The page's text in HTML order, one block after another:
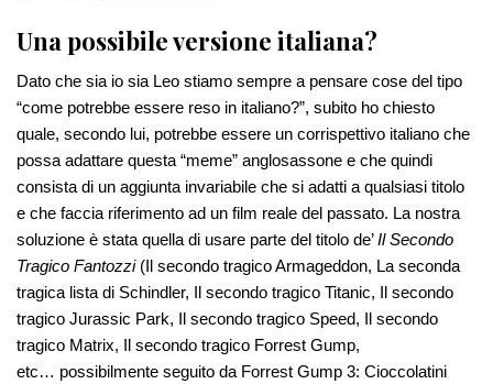
Una possibile versione italiana?
Dato che sia io sia Leo stiamo sempre a pensare cose del tipo
“come potrebbe essere reso in italiano?”, subito ho chiesto
quale, secondo lui, potrebbe essere un corrispettivo italiano che
possa adattare questa “meme” anglosassone e che quindi
consista di un aggiunta invariabile che si adatti a qualsiasi titolo
e che faccia riferimento ad un film reale del passato. La nostra
soluzione è stata quella di usare parte del titolo de’Il Secondo
Tragico Fantozzi(Il secondo tragico Armageddon, La seconda
tragica lista di Schindler, Il secondo tragico Titanic, Il secondo
tragico Jurassic Park, Il secondo tragico Speed, Il secondo
tragico Matrix, Il secondo tragico Forrest Gump,
etc… possibilmente seguito da Forrest Gump 3: Cioccolatini